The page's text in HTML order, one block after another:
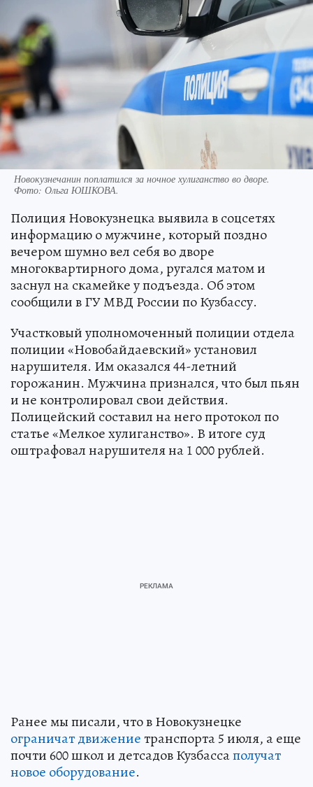
Новокузнечанин поплатился за ночное хулиганство во дворе.
Фото: Ольга ЮШКОВА.
Полиция Новокузнецка выявила в соцсетях
информацию о мужчине, который поздно
вечером шумно вел себя во дворе
многоквартирного дома, ругался матом и
заснул на скамейке у подъезда. Об этом
сообщили в ГУ МВД России по Кузбассу.
Участковый уполномоченный полиции отдела
полиции «Новобайдаевский» установил
нарушителя. Им оказался 44-летний
горожанин. Мужчина признался, что был пьян
и не контролировал свои действия.
Полицейский составил на него протокол по
статье «Мелкое хулиганство». В итоге суд
оштрафовал нарушителя на 1 000 рублей.
Ранее мы писали, что в Новокузнецке
ограничат движениетранспорта 5 июля, а еще
почти 600 школ и детсадов Кузбассаполучат
новое оборудование.